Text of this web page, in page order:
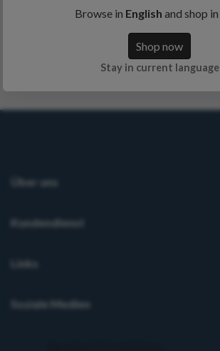
Über uns
Kundendienst
Links
Soziale Medien
Browse in English and shop in
Shop now
Stay in current language